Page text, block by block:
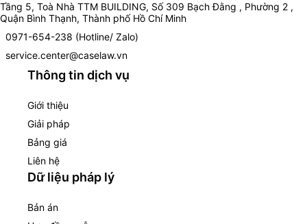
Tầng 5, Toà Nhà TTM BUILDING, Số 309 Bạch Đằng , Phường 2 ,
Quận Bình Thạnh, Thành phố Hồ Chí Minh
0971-654-238 (Hotline/ Zalo)
service.center@caselaw.vn
Thông tin dịch vụ
Giới thiệu
Giải pháp
Bảng giá
Liên hệ
Dữ liệu pháp lý
Bản án